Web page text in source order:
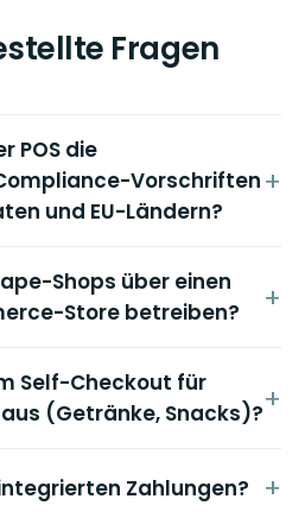
Fragen
POS die
Vorschriften
und EU-Ländern?
Shops über einen
Store betreiben?
Self-Checkout für
(Getränke, Snacks)?
Zahlungen?